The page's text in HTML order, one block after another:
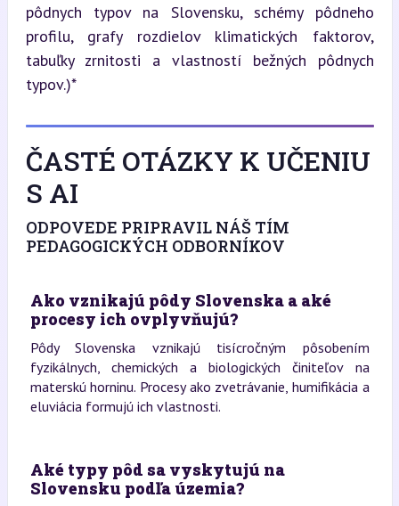
pôdnych typov na Slovensku, schémy pôdneho
profilu, grafy rozdielov klimatických faktorov,
tabuľky zrnitosti a vlastností bežných pôdnych
typov.)*
ČASTÉ OTÁZKY K UČENIU
S AI
ODPOVEDE PRIPRAVIL NÁŠ TÍM
PEDAGOGICKÝCH ODBORNÍKOV
Ako vznikajú pôdy Slovenska a aké
procesy ich ovplyvňujú?
Pôdy Slovenska vznikajú tisícročným pôsobením
fyzikálnych, chemických a biologických činiteľov na
materskú horninu. Procesy ako zvetrávanie, humifikácia a
eluviácia formujú ich vlastnosti.
Aké typy pôd sa vyskytujú na
Slovensku podľa územia?